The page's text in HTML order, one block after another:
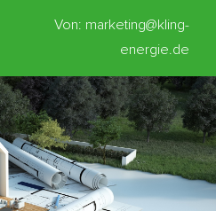
Von: marketing@kling-
energie.de